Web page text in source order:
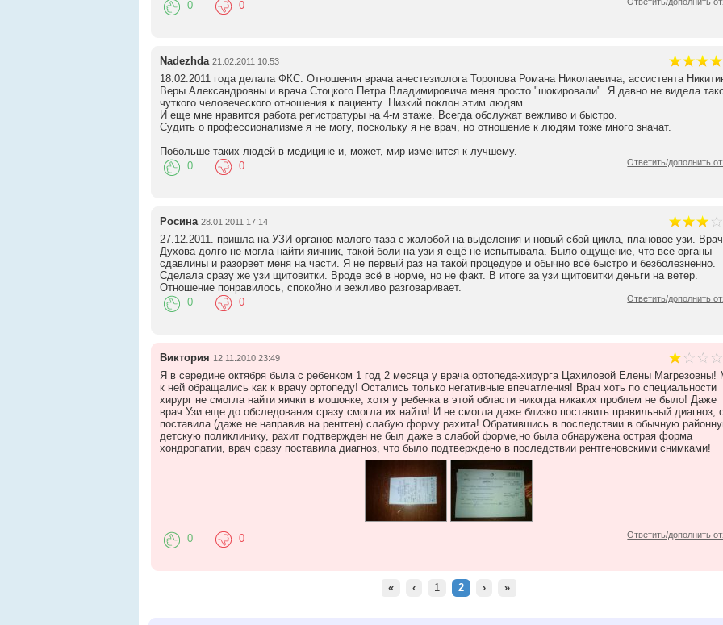
0 0
Nadezhda 21.02.2011 10:53
18.02.2011 года делала ФКС. Отношения врача анестезиолога Торопова Романа Николаевича, ассистента
Веры Александровны и врача Стоцкого Петра Владимировича меня просто "шокировали". Я давно не видела
чуткого человеческого отношения к пациенту. Низкий поклон этим людям.
И еще мне нравится работа регистратуры на 4-м этаже. Всегда обслужат вежливо и быстро.
Судить о профессионализме я не могу, поскольку я не врач, но отношение к людям тоже много значат.
Побольше таких людей в медицине и, может, мир изменится к лучшему.
Ответить/дополнить
0 0
Росина 28.01.2011 17:14
27.12.2011. пришла на УЗИ органов малого таза с жалобой на выделения и новый сбой цикла, плановое узи. Врач
Духова долго не могла найти яичник, такой боли на узи я ещё не испытывала. Было ощущение, что все органы
сдавлины и разорвет меня на части. Я не первый раз на такой процедуре и обычно всё быстро и безболезненно.
Сделала сразу же узи щитовитки. Вроде всё в норме, но не факт. В итоге за узи щитовитки деньги на ветер.
Отношение понравилось, спокойно и вежливо разговаривает.
Ответить/дополнить
0 0
Виктория 12.11.2010 23:49
Я в середине октября была с ребенком 1 год 2 месяца у врача ортопеда-хирурга Цахиловой Елены Магрезовны!
к ней обращались как к врачу ортопеду! Остались только негативные впечатления! Врач хоть по специальности
хирург не смогла найти яички в мошонке, хотя у ребенка в этой области никогда никаких проблем не было! Даже
врач Узи еще до обследования сразу смогла их найти! И не смогла даже близко поставить правильный диагноз,
поставила (даже не направив на рентген) слабую форму рахита! Обратившись в последствии в обычную
детскую поликлинику, рахит подтвержден не был даже в слабой форме,но была обнаружена острая форма
хондропатии, врач сразу поставила диагноз, что было подтверждено в последствии рентгеновскими снимками!
Ответить/дополнить
0 0
« ‹ 1 2 › »